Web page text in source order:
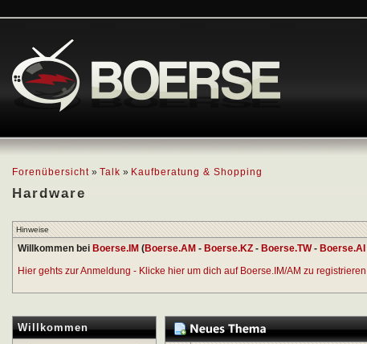
Forenübersicht » Talk » Kaufberatung & Shopping
Hardware
Hinweise
Willkommen bei Boerse.IM (Boerse.AM - Boerse.KZ - Boerse.TW- Boerse.AI
Hier gehts zur Anmeldung - Klicke hier um dich auf Boerse.IM/AM zu
Willkommen